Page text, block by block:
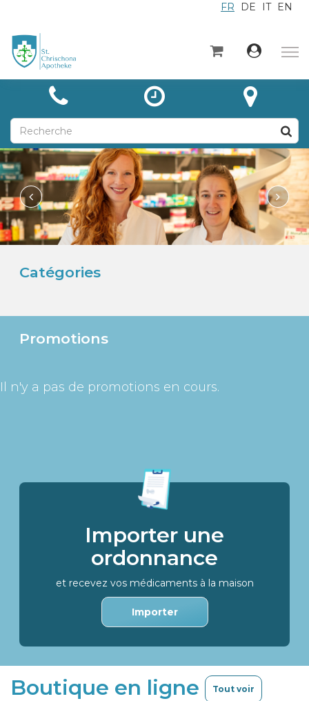
FR DE IT EN
×
Accueil
Catégories
Actualités
À propos
Contact
Unsere Leistungen
Catégories
Promotions
Il n'y a pas de promotions en cours.
Importer une
ordonnance
et recevez vos médicaments à la maison
Importer
Boutique en ligne Tout voir